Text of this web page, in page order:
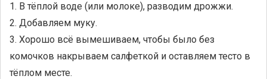
1. В тёплой воде (или молоке), разводим дрожжи.
2. Добавляем муку.
3. Хорошо всё вымешиваем, чтобы было без
комочков накрываем салфеткой и оставляем тесто в
тёплом месте.